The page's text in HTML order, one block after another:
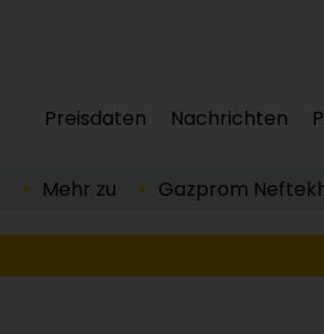
Preisdaten Nachrichten
Mehr zu Gazprom